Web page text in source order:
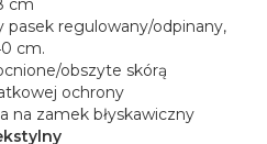
cm
regulowany/odpinany,
cm.
obszyte skórą
ochrony
na zamek błyskawiczny